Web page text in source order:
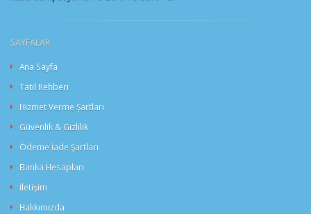
SAYFALAR
Ana Sayfa
Tatil Rehberi
Hizmet Verme Şartları
Güvenlik & Gizlilik
Ödeme İade Şartları
Banka Hesapları
İletişim
Hakkımızda